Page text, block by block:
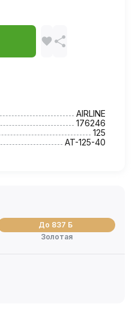
AIRLINE
176246
125
AT-125-40
До 837 Б
Золотая